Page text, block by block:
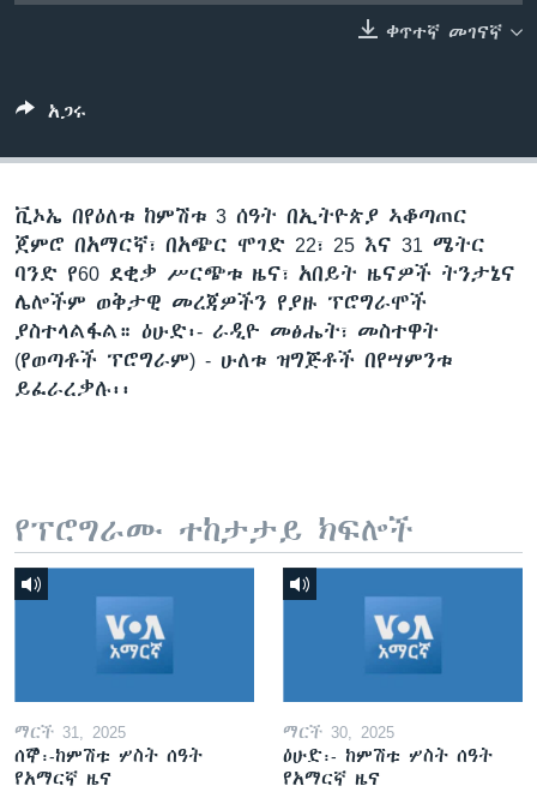
ቀጥተኛ መገናኛ
አጋሩ
ቪኦኤ በየዕለቱ ከምሽቱ 3 ሰዓት በኢትዮጵያ ኣቆጣጠር
ጀምሮ በአማርኛ፣ በአጭር ሞገድ 22፣ 25 እና 31 ሜትር
ባንድ የ60 ደቂቃ ሥርጭቱ ዜና፣ አበይት ዜናዎች ትንታኔና
ሌሎችም ወቅታዊ መረጃዎችን የያዙ ፕሮግራሞች
ያስተላልፋል። ዕሁድ፡- ራዲዮ መፅሔት፣ መስተዋት
(የወጣቶች ፕሮግራም) - ሁለቱ ዝግጅቶች በየሣምንቱ
ይፈራረቃሉ፡፡
የፕሮግራሙ ተከታታይ ክፍሎች
ማርች 31, 2025
ሰኞ፡-ከምሽቱ ሦስት ሰዓት
የአማርኛ ዜና
ማርች 30, 2025
ዕሁድ፡- ከምሽቱ ሦስት ሰዓት
የአማርኛ ዜና